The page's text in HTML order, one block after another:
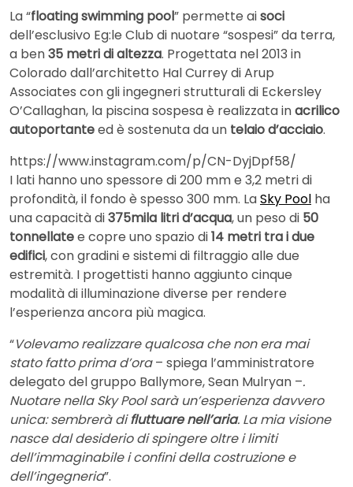
La “floating swimming pool” permette aisoci
dell’esclusivo Eg:le Club di nuotare “sospesi” da terra,
a ben35 metri di altezza. Progettata nel 2013 in
Colorado dall’architetto Hal Currey di Arup
Associates con gli ingegneri strutturali di Eckersley
O’Callaghan, la piscina sospesa è realizzata inacrilico
autoportanteed è sostenuta da un telaio d’acciaio.
https://www.instagram.com/p/CN-DyjDpf58/
I lati hanno uno spessore di 200 mm e 3,2 metri di
profondità, il fondo è spesso 300 mm. LaSky Pool ha
una capacità di375mila litri d’acqua, un peso di 50
tonnellatee copre uno spazio di14 metri tra i due
edifici, con gradini e sistemi di filtraggio alle due
estremità. I progettisti hanno aggiunto cinque
modalità di illuminazione diverse per rendere
l’esperienza ancora più magica.
“Volevamo realizzare qualcosa che non era mai
stato fatto prima d’ora– spiega l’amministratore
delegato del gruppo Ballymore, Sean Mulryan –.
Nuotare nella Sky Pool sarà un’esperienza davvero
unica: sembrerà difluttuare nell’aria. La mia visione
nasce dal desiderio di spingere oltre i limiti
dell’immaginabile i confini della costruzione e
dell’ingegneria”.